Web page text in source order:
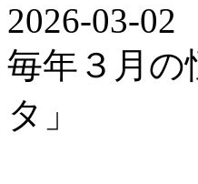
2026-03-02
毎年３月
タ」